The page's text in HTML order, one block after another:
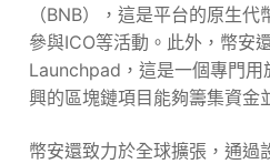
（BNB），這是平台的原生
參與ICO等活動。此外，幣安
Launchpad，這是一個專門用
興的區塊鏈項目能夠籌集資金
幣安還致力於全球擴張，通過